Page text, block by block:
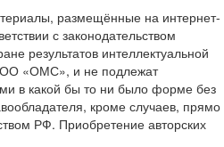
размещённые на интернет-
с законодательством
результатов интеллектуальной
«ОМС», и не подлежат
в какой бы то ни было форме без
кроме случаев, прямо
РФ. Приобретение авторских